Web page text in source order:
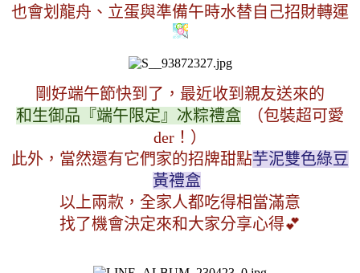
也會划龍舟、立蛋與準備午時水替自己招財轉運
剛好端午節快到了，最近收到親友送來的
和生御品『端午限定』冰粽禮盒
（包裝超可愛
der！）
此外，當然還有它們家的招牌甜點芋泥雙色綠豆
黃禮盒
以上兩款，全家人都吃得相當滿意
找了機會決定來和大家分享心得💕